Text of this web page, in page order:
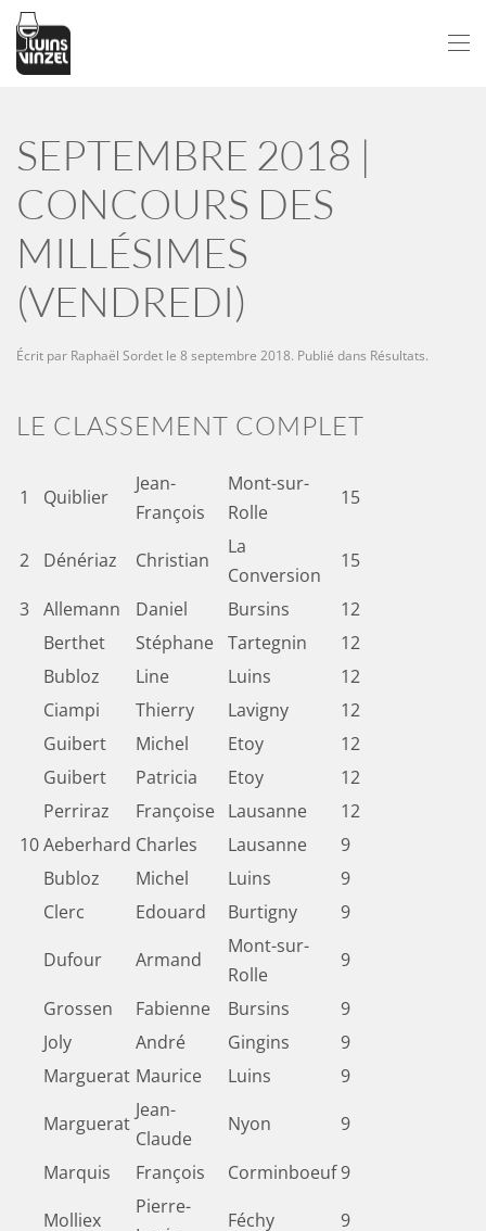
Passer au contenu principal
SEPTEMBRE 2018 |
CONCOURS DES
MILLÉSIMES
(VENDREDI)
Écrit par Raphaël Sordet le 8 septembre 2018. Publié dans Résultats.
LE CLASSEMENT COMPLET
1 Quiblier
Jean-
François
Mont-sur-
Rolle
15
2 Dénériaz Christian
La
Conversion
15
3 Allemann Daniel Bursins
12
Berthet
Stéphane Tartegnin
12
Bubloz
Line Luins
12
Ciampi
Thierry Lavigny
12
Guibert
Michel Etoy
12
Guibert
Patricia Etoy
12
Perriraz
Françoise Lausanne
12
10Aeberhard Charles Lausanne
9
Bubloz
Michel Luins
9
Clerc
Edouard Burtigny
9
Dufour
Armand
Mont-sur-
Rolle
9
Grossen Fabienne Bursins
9
Joly
André Gingins
9
Marguerat Maurice Luins
9
Marguerat
Jean-
Claude
Nyon 9
Marquis François Corminboeuf9
Molliex
Pierre-
Féchy 9